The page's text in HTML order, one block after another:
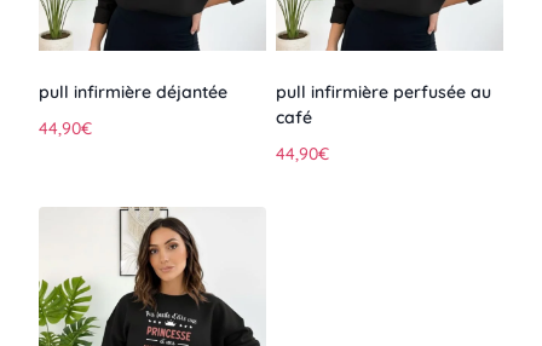
pull infirmière déjantée
44,90€
pull infirmière perfusée au
café
44,90€